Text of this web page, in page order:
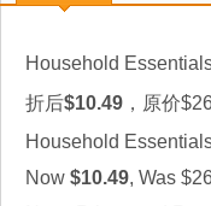
Household
折后$10.49 ，原价
Household
Now $10.49, Was